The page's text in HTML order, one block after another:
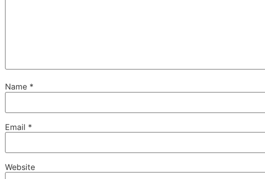
Name *
Email *
Website